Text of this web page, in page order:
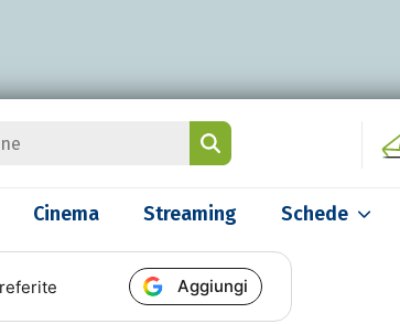
Cinema Streaming Schede
Aggiungi